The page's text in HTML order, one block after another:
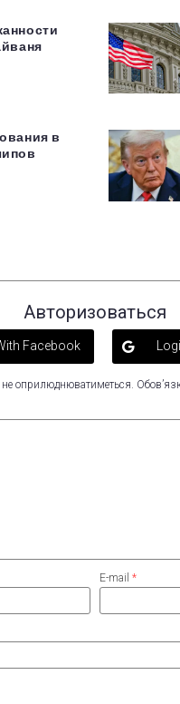
в
Авторизоваться
Facebook
оприлюднюватиметься.
E-mail *